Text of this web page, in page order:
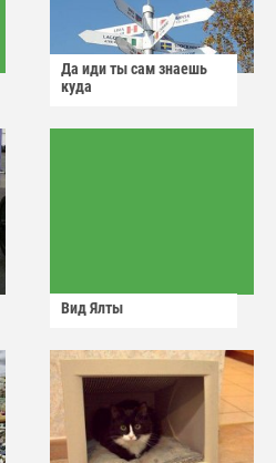
Да иди ты сам знаешь
куда
Вид Ялты